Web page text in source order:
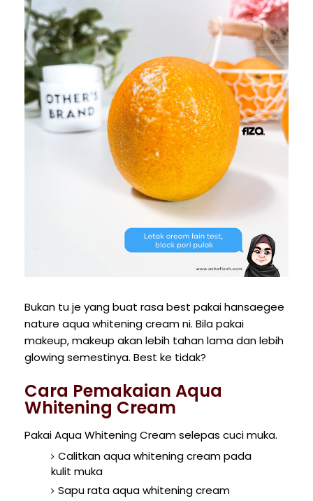
Bukan tu je yang buat rasa best pakai hansaegee
nature aqua whitening cream ni. Bila pakai
makeup, makeup akan lebih tahan lama dan lebih
glowing semestinya. Best ke tidak?
Cara Pemakaian Aqua
Whitening Cream
Pakai Aqua Whitening Cream selepas cuci muka.
Calitkan aqua whitening cream pada
kulit muka
Sapu rata aqua whitening cream